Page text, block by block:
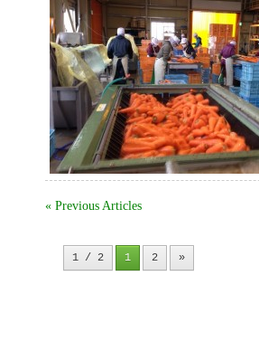
« Previous Articles
1 / 2 1 2 »